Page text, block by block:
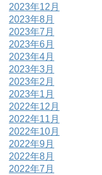
2023年12月
2023年8月
2023年7月
2023年6月
2023年4月
2023年3月
2023年2月
2023年1月
2022年12月
2022年11月
2022年10月
2022年9月
2022年8月
2022年7月